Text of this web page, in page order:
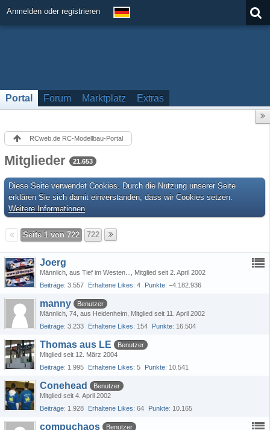
Anmelden oder registrieren
Portal Forum Marktplatz Extras
RCweb.de RC-Modellbau-Portal
Mitglieder 21.653
Diese Seite verwendet Cookies. Durch die Nutzung unserer Seite
erklären Sie sich damit einverstanden, dass wir Cookies setzen.
Weitere Informationen
Seite 1 von 722 722
Joerg
Männlich aus Tief im Westen...
Mitglied seit 2. April 2002
Beiträge 3.557 Erhaltene Likes 4 Punkte −4.182.936
manny
Benutzer
Männlich 74 aus Heidenheim Mitglied seit 11. April 2002
Beiträge 3.233 Erhaltene Likes 154 Punkte 16.504
Thomas aus LE
Benutzer
Mitglied seit 12. März 2004
Beiträge 1.995 Erhaltene Likes 5 Punkte 10.541
Conehead
Benutzer
Mitglied seit 4. April 2002
Beiträge 1.928 Erhaltene Likes 64 Punkte 10.165
compuchaos
Benutzer